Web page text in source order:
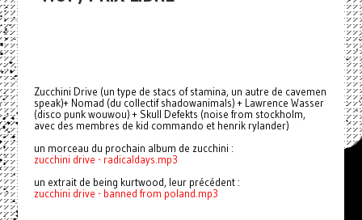
Zucchini Drive (un type de stacs of stamina, un autre de cavemen
speak)+ Nomad (du collectif shadowanimals) + Lawrence Wasser
(disco punk wouwou) + Skull Defekts (noise from stockholm,
avec des membres de kid commando et henrik rylander)
un morceau du prochain album de zucchini :
zucchini drive - radicaldays.mp3
un extrait de being kurtwood, leur précédent :
zucchini drive - banned from poland.mp3